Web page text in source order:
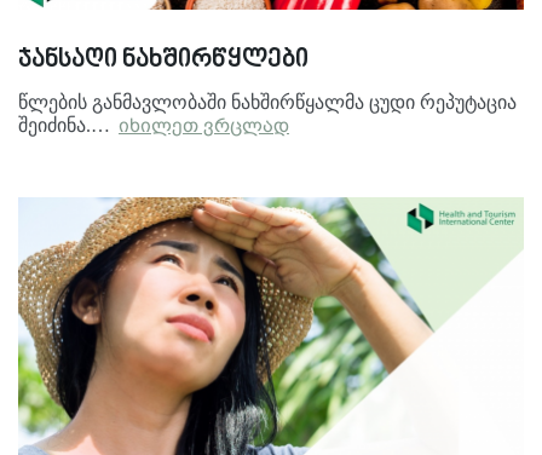
ჯანსაღი ნახშირწყლები
წლების განმავლობაში ნახშირწყალმა ცუდი რეპუტაცია
შეიძინა.… იხილეთ ვრცლად